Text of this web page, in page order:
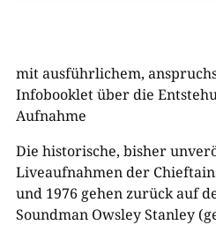
mit ausführlichem,
Infobooklet über die
Aufnahme
Die historische, bisher
Liveaufnahmen der
und 1976 gehen zurück auf
Soundman Owsley Stanley